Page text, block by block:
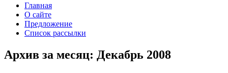
Главная
О сайте
Предложение
Список рассылки
Архив за месяц: Декабрь 2008